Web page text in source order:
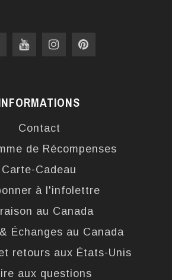
Contact
de Récompenses
Carte-Cadeau
à l'infolettre
au Canada
Échanges au Canada
retours aux États-Unis
aux questions